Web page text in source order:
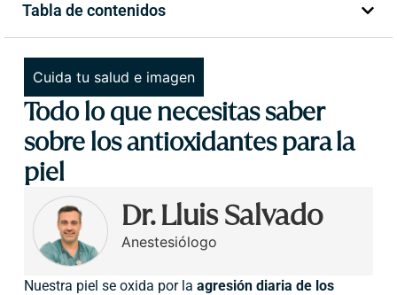
Tabla de contenidos
Cuida tu salud e imagen
Todo lo que necesitas saber
sobre los antioxidantes para la
piel
Dr. Lluis Salvado
Anestesiólogo
Nuestra piel se oxida por la agresión diaria de los